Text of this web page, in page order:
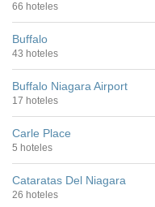
66 hoteles
Buffalo
43 hoteles
Buffalo Niagara Airport
17 hoteles
Carle Place
5 hoteles
Cataratas Del Niagara
26 hoteles